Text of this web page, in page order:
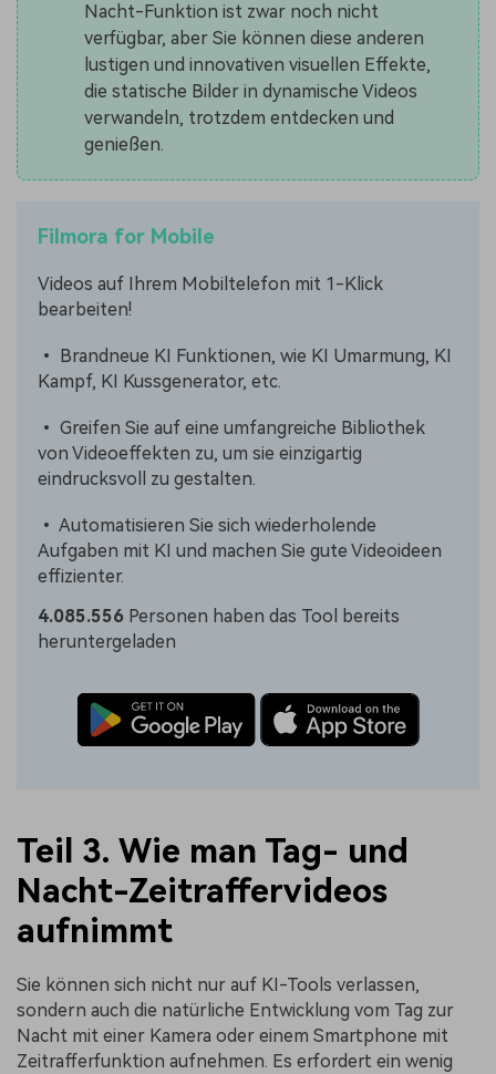
Nacht-Funktion ist zwar noch nicht
verfügbar, aber Sie können diese anderen
lustigen und innovativen visuellen Effekte,
die statische Bilder in dynamische Videos
verwandeln, trotzdem entdecken und
genießen.
Filmora for Mobile
Videos auf Ihrem Mobiltelefon mit 1-Klick
bearbeiten!
• Brandneue KI Funktionen, wie KI Umarmung, KI
Kampf, KI Kussgenerator, etc.
• Greifen Sie auf eine umfangreiche Bibliothek
von Videoeffekten zu, um sie einzigartig
eindrucksvoll zu gestalten.
• Automatisieren Sie sich wiederholende
Aufgaben mit KI und machen Sie gute Videoideen
effizienter.
4.085.556 Personen haben das Tool bereits
heruntergeladen
Teil 3. Wie man Tag- und
Nacht-Zeitraffervideos
aufnimmt
Sie können sich nicht nur auf KI-Tools verlassen,
sondern auch die natürliche Entwicklung vom Tag zur
Nacht mit einer Kamera oder einem Smartphone mit
Zeitrafferfunktion aufnehmen. Es erfordert ein wenig